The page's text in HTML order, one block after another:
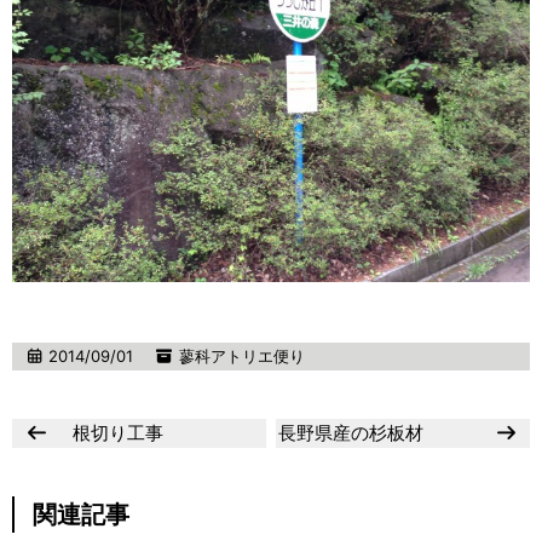
2014/09/01 蓼科アトリエ便り
根切り工事 長野県産の杉板材
関連記事